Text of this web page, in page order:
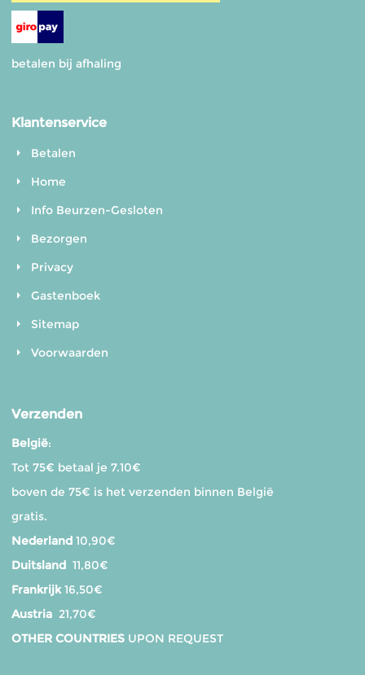
betalen bij afhaling
Klantenservice
Betalen
Home
Info Beurzen-Gesloten
Bezorgen
Privacy
Gastenboek
Sitemap
Voorwaarden
Verzenden
België:
Tot 75€ betaal je 7.10€
boven de 75€ is het verzenden binnen België
gratis.
Nederland10,90€
Duitsland11,80€
Frankrijk16,50€
Austria21,70€
OTHER COUNTRIESUPON REQUEST